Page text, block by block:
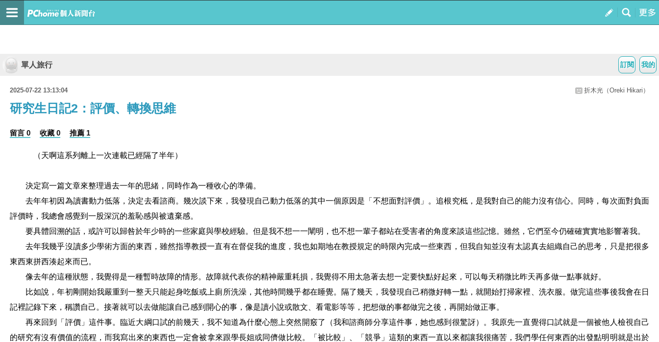
我的
訂閱
單人旅行
2025-07-22 13:13:04 折木光（Oreki Hikari）
研究生日記2：評價、轉換思維
留言 0 收藏 0 推薦 1
（天啊這系列離上一次連載已經隔了半年）
決定寫一篇文章來整理過去一年的思緒，同時作為一種收心的準備。
去年年初因為讀書動力低落，決定去看諮商。幾次談下來，我發現自己動力低落的其中一個原因是「不想面對評價」。追根究柢，是我對自己的能力沒有信心。同時，每次面對負面
評價時，我總會感覺到一股深沉的羞恥感與被遺棄感。
要具體回溯的話，或許可以歸咎於年少時的一些家庭與學校經驗。但是我不想一一闡明，也不想一輩子都站在受害者的角度來談這些記憶。雖然，它們至今仍確確實實地影響著我。
去年我幾乎沒讀多少學術方面的東西，雖然指導教授一直有在督促我的進度，我也如期地在教授規定的時限內完成一些東西，但我自知並沒有太認真去組織自己的思考，只是把很多
東西東拼西湊起來而已。
像去年的這種狀態，我覺得是一種暫時故障的情形。故障就代表你的精神嚴重耗損，我覺得不用太急著去想一定要快點好起來，可以每天稍微比昨天再多做一點事就好。
比如說，年初剛開始我嚴重到一整天只能起身吃飯或上廁所洗澡，其他時間幾乎都在睡覺。隔了幾天，我發現自己稍微好轉一點，就開始打掃家裡、洗衣服。做完這些事後我會在日
記裡記錄下來，稱讚自己。接著就可以去做能讓自己感到開心的事，像是讀小說或散文、看電影等等，把想做的事都做完之後，再開始做正事。
再來回到「評價」這件事。臨近大綱口試的前幾天，我不知道為什麼心態上突然開竅了（我和諮商師分享這件事，她也感到很驚訝）。我原先一直覺得口試就是一個被他人檢視自己
的研究有沒有價值的流程，而我寫出來的東西也一定會被拿來跟學長姐或同儕做比較。「被比較」、「競爭」這類的東西一直以來都讓我很痛苦，我們學任何東西的出發點明明就是出於